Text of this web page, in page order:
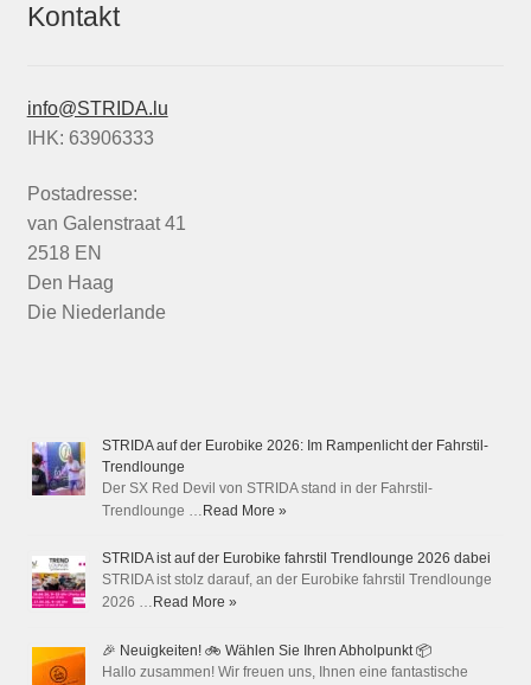
Kontakt
info@STRIDA.lu
IHK: 63906333
Postadresse:
van Galenstraat 41
2518 EN
Den Haag
Die Niederlande
STRIDA auf der Eurobike 2026: Im Rampenlicht der Fahrstil-
Trendlounge
Der SX Red Devil von STRIDA stand in der Fahrstil-
Trendlounge … Read More »
STRIDA ist auf der Eurobike fahrstil Trendlounge 2026 dabei
STRIDA ist stolz darauf, an der Eurobike fahrstil Trendlounge
2026 … Read More »
🎉 Neuigkeiten! 🚲 Wählen Sie Ihren Abholpunkt 📦
Hallo zusammen! Wir freuen uns, Ihnen eine fantastische